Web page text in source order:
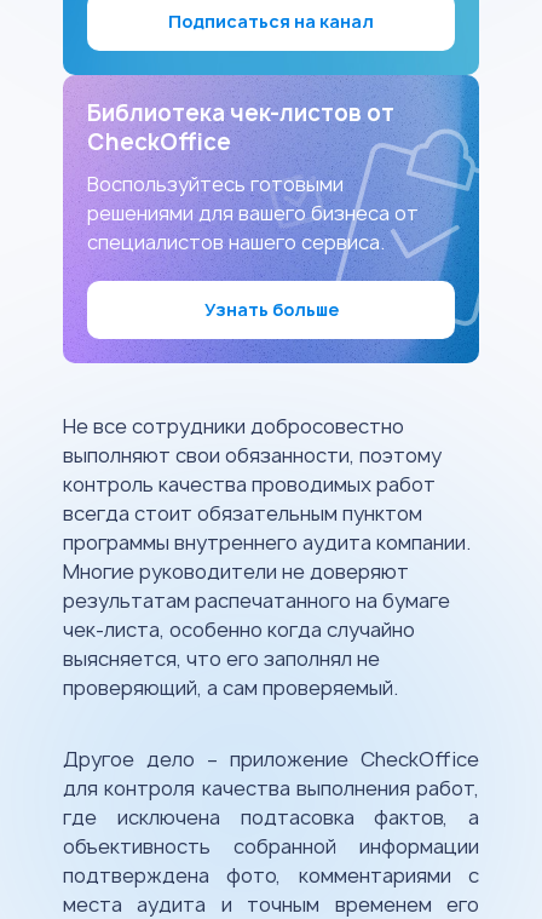
Подписаться на канал
Библиотека чек-листов от
CheckOffice
Воспользуйтесь готовыми
решениями для вашего бизнеса от
специалистов нашего сервиса.
Узнать больше
Не все сотрудники добросовестно
выполняют свои обязанности, поэтому
контроль качества проводимых работ
всегда стоит обязательным пунктом
программы внутреннего аудита компании.
Многие руководители не доверяют
результатам распечатанного на бумаге
чек-листа, особенно когда случайно
выясняется, что его заполнял не
проверяющий, а сам проверяемый.
Другое дело – приложение CheckOffice
для контроля качества выполнения работ,
где исключена подтасовка фактов, а
объективность собранной информации
подтверждена фото, комментариями с
места аудита и точным временем его